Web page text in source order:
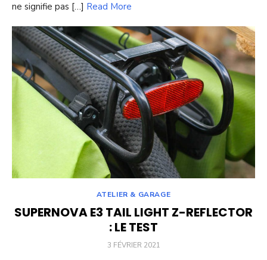
ne signifie pas […] Read More
ATELIER & GARAGE
SUPERNOVA E3 TAIL LIGHT Z-REFLECTOR
: LE TEST
POSTED
3 FÉVRIER 2021